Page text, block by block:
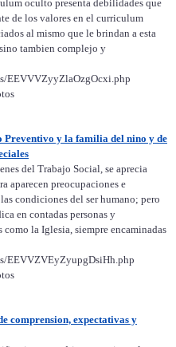
oculto presenta debilidades que
de los valores en el curriculum
al mismo que le brindan a esta
tambien complejo y
EEVVVZyyZlaOzgOcxi.php
y la familia del nino y de
del Trabajo Social, se aprecia
aparecen preocupaciones e
condiciones del ser humano; pero
en contadas personas y
la Iglesia, siempre encaminadas
EEVVZVEyZyupgDsiHh.php
comprension, expectativas y